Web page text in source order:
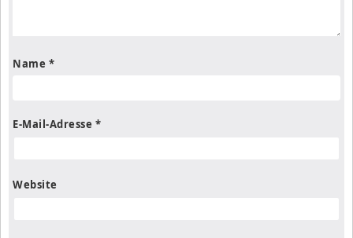
Name *
E-Mail-Adresse *
Website